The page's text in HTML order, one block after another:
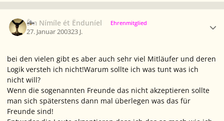
Êm Nímíle ét Ënduníel Ehrenmitglied
27. Januar 200323 J.
bei den vielen gibt es aber auch sehr viel Mitläufer und deren
Logik versteh ich nicht!Warum sollte ich was tunt was ich
nicht will?
Wenn die sogenannten Freunde das nicht akzeptieren sollte
man sich späterstens dann mal überlegen was das für
Freunde sind!